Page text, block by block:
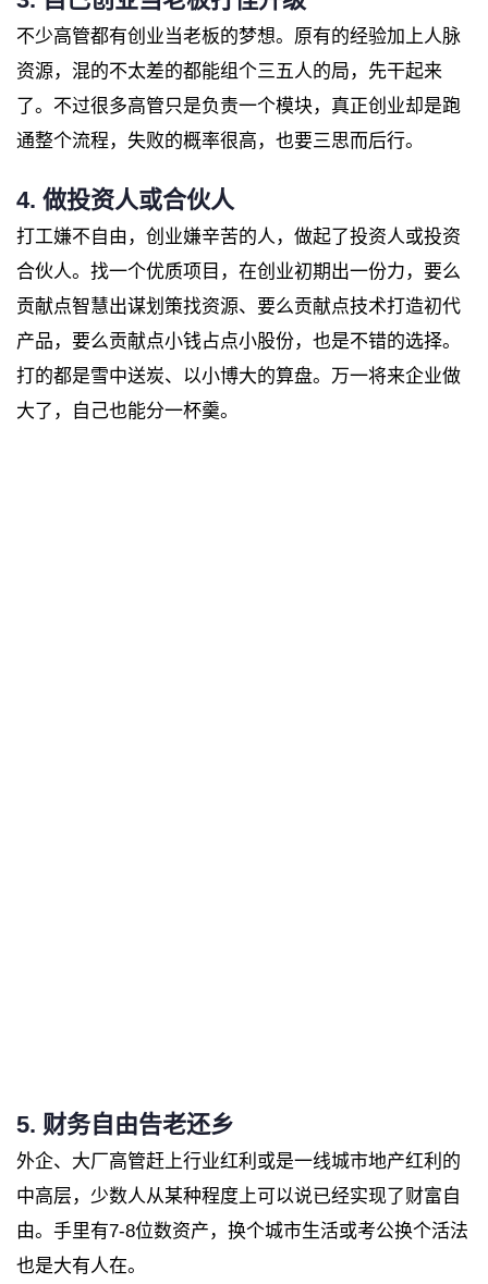
不少高管都有创业当老板的梦想。原有的经验加上人脉
资源，混的不太差的都能组个三五人的局，先干起来
了。不过很多高管只是负责一个模块，真正创业却是跑
通整个流程，失败的概率很高，也要三思而后行。
4. 做投资人或合伙人
打工嫌不自由，创业嫌辛苦的人，做起了投资人或投资
合伙人。找一个优质项目，在创业初期出一份力，要么
贡献点智慧出谋划策找资源、要么贡献点技术打造初代
产品，要么贡献点小钱占点小股份，也是不错的选择。
打的都是雪中送炭、以小博大的算盘。万一将来企业做
大了，自己也能分一杯羹。
5. 财务自由告老还乡
外企、大厂高管赶上行业红利或是一线城市地产红利的
中高层，少数人从某种程度上可以说已经实现了财富自
由。手里有7-8位数资产，换个城市生活或考公换个活法
也是大有人在。